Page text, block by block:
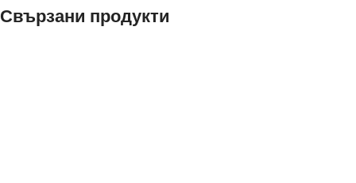
Свързани продукти